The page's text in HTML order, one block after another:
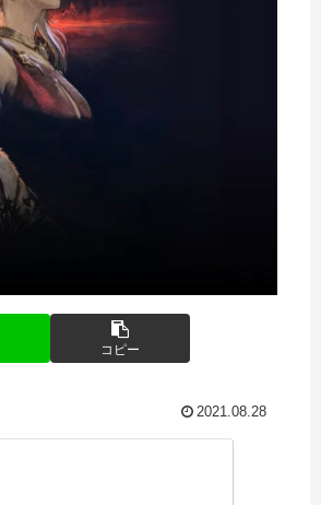
コピー
2021.08.28